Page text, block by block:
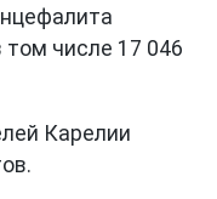
том числе 17 046
Карелии